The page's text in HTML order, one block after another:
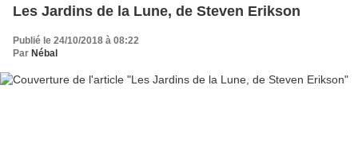
Les Jardins de la Lune, de Steven Erikson
Publié le 24/10/2018 à 08:22
Par Nébal